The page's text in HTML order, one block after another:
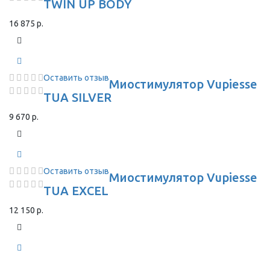
TWIN UP BODY
16 875 р.
Оставить отзывМиостимулятор Vupiesse
TUA SILVER
9 670 р.
Оставить отзывМиостимулятор Vupiesse
TUA EXCEL
12 150 р.